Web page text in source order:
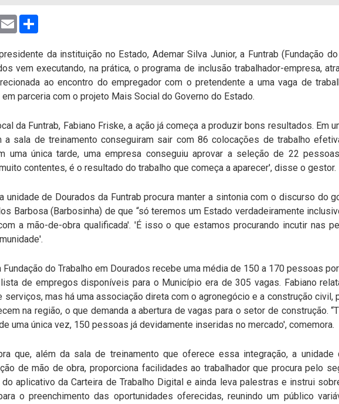
Email
da instituição no Estado, Ademar Silva Junior, a Funtrab (Fundação
vem executando, na prática, o programa de inclusão trabalhador-empresa,
ao encontro do empregador com o pretendente a uma vaga de
parceria com o projeto Mais Social do Governo do Estado.
da Funtrab, Fabiano Friske, a ação já começa a produzir bons resultados. Em
a sala de treinamento conseguiram sair com 86 colocações de trabalho
uma única tarde, uma empresa conseguiu aprovar a seleção de 22
contentes, é o resultado do trabalho que começa a aparecer', disse o gestor.
unidade de Dourados da Funtrab procura manter a sintonia com o discurso do
Barbosa (Barbosinha) de que “só teremos um Estado verdadeiramente
a mão-de-obra qualificada'. 'É isso o que estamos procurando incutir nas
do Trabalho em Dourados recebe uma média de 150 a 170 pessoas
de empregos disponíveis para o Município era de 305 vagas. Fabiano
serviços, mas há uma associação direta com o agronegócio e a construção civil,
na região, o que demanda a abertura de vagas para o setor de construção.
uma única vez, 150 pessoas já devidamente inseridas no mercado', comemora.
que, além da sala de treinamento que oferece essa integração, a unidade
de mão de obra, proporciona facilidades ao trabalhador que procura pelo
aplicativo da Carteira de Trabalho Digital e ainda leva palestras e instrui
o preenchimento das oportunidades oferecidas, reunindo um público